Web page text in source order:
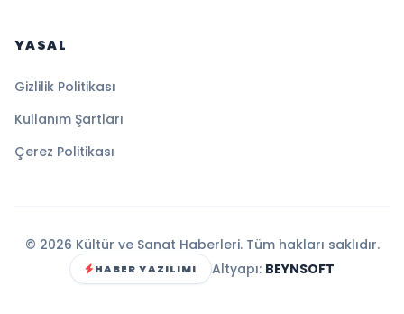
YASAL
Gizlilik Politikası
Kullanım Şartları
Çerez Politikası
© 2026 Kültür ve Sanat Haberleri. Tüm hakları saklıdır.
HABER YAZILIMI Altyapı: BEYNSOFT